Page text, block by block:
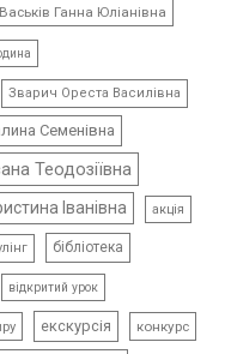
Васьків Ганна Юліанівна
Зварич Ореста Василівна
Семенівна
Теодозіївна
Іванівна акція
бібліотека
відкритий урок
екскурсія конкурс